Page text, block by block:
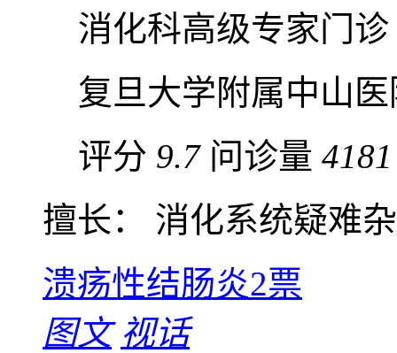
消化科高级专家门诊
复旦大学附属中山医
评分 9.7 问诊量 4181
擅长： 消化系统疑难
溃疡性结肠炎2票
图文 视话